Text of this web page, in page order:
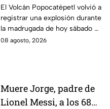
Popocatépetl hoy;
arrojó LAVA
El Volcán Popocatépetl volvió a
registrar una explosión durante
la madrugada de hoy sábado 8
de agosto de 2026; arrojó lava
08 agosto, 2026
Muere Jorge, padre de
Lionel Messi, a los 68